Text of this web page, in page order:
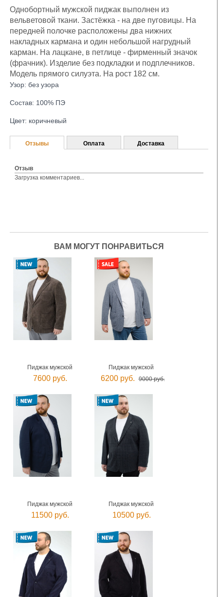
Однобортный мужской пиджак выполнен из
вельветовой ткани. Застёжка - на две пуговицы. На
передней полочке расположены два нижних
накладных кармана и один небольшой нагрудный
карман. На лацкане, в петлице - фирменный значок
(фрачник). Изделие без подкладки и подплечников.
Модель прямого силуэта. На рост 182 см.
Узор: без узора
Состав: 100% ПЭ
Цвет: коричневый
Отзывы
Отзыв
Загрузка комментариев...
Оплата Доставка
ВАМ МОГУТ ПОНРАВИТЬСЯ
Пиджак мужской
7600 руб.
Пиджак мужской
6200 руб. 9000 руб.
Пиджак мужской
11500 руб.
Пиджак мужской
10500 руб.